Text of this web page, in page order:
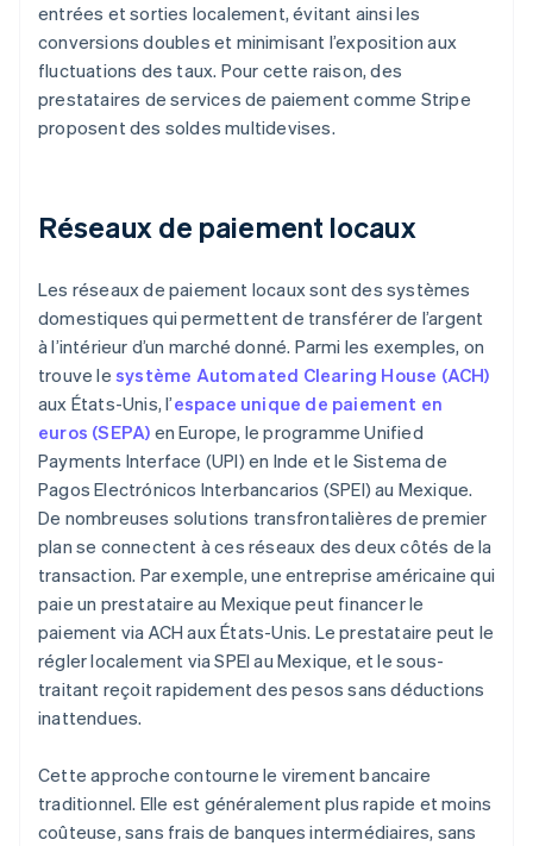
entrées et sorties localement, évitant ainsi les
conversions doubles et minimisant l’exposition aux
fluctuations des taux. Pour cette raison, des
prestataires de services de paiement comme Stripe
proposent des soldes multidevises.
Réseaux de paiement locaux
Les réseaux de paiement locaux sont des systèmes
domestiques qui permettent de transférer de l’argent
à l’intérieur d’un marché donné. Parmi les exemples, on
trouve le système Automated Clearing House (ACH)
aux États-Unis, l’espace unique de paiement en
euros (SEPA) en Europe, le programme Unified
Payments Interface (UPI) en Inde et le Sistema de
Pagos Electrónicos Interbancarios (SPEI) au Mexique.
De nombreuses solutions transfrontalières de premier
plan se connectent à ces réseaux des deux côtés de la
transaction. Par exemple, une entreprise américaine qui
paie un prestataire au Mexique peut financer le
paiement via ACH aux États-Unis. Le prestataire peut le
régler localement via SPEI au Mexique, et le sous-
traitant reçoit rapidement des pesos sans déductions
inattendues.
Cette approche contourne le virement bancaire
traditionnel. Elle est généralement plus rapide et moins
coûteuse, sans frais de banques intermédiaires, sans